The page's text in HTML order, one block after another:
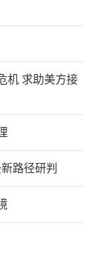
机 求助美方接
路径研判